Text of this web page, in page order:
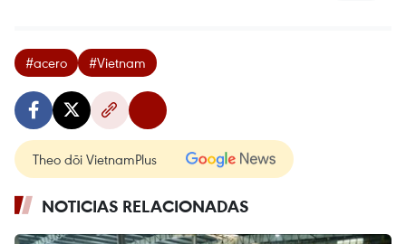
#acero #Vietnam
Theo dõi VietnamPlus
NOTICIAS RELACIONADAS